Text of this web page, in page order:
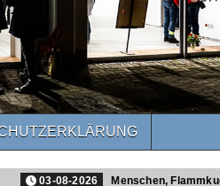
Menschen, Flammkuchen,